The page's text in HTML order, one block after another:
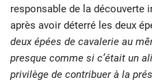
responsable de la découverte
après avoir déterré les deux
deux épées de cavalerie au
presque comme si c’était un
privilège de contribuer à la